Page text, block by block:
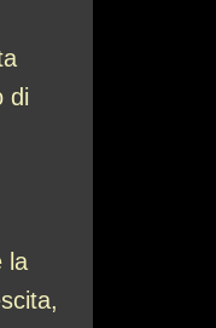
di
la